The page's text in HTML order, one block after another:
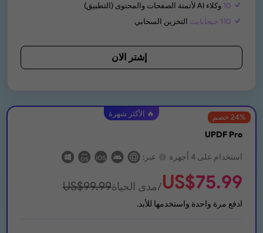
10 وكلاء AI لأتمتة الصفحات والمحتوى (التطبيق)
110 جيجابايت
التخزين السحابي
إشتر الان
🔥 الأكثر شهرة
UPDF Pro
24% خصم
استخدام على 4 أجهزة عبر:
US$75.99 /مدى الحياة US$99.99
ادفع مرة واحدة واستخدمها للأبد.